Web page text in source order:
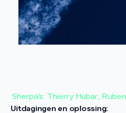
Sherpa's: Thierry Hubar,
Uitdagingen en oplossing: